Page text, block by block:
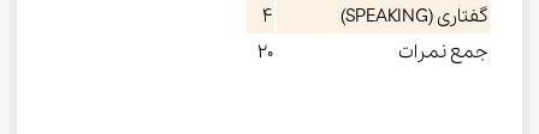
گفتاری (SPEAKING)
4
جمع نمرات
20